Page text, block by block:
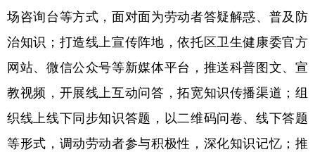
场咨询台等方式，面对面为劳动者答疑解惑、普及防
治知识；打造线上宣传阵地，依托区卫生健康委官方
网站、微信公众号等新媒体平台，推送科普图文、宣
教视频，开展线上互动问答，拓宽知识传播渠道；组
织线上线下同步知识答题，以二维码问卷、线下答题
等形式，调动劳动者参与积极性，深化知识记忆；推